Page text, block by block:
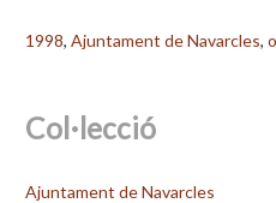
1998, Ajuntament de Navarcles,
Col·lecció
Ajuntament de Navarcles